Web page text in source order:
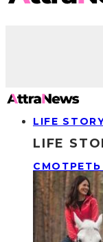
LIFE
LIFE
СМОТРЕТЬ